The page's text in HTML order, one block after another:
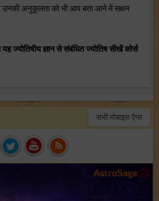
अनुकूलता को भी आप बता आने में सक्षम
ज्योतिषीय ज्ञान से संबंधित ज्योतिष सीखें कोर्स
सभी मोबाइल ऍप्स